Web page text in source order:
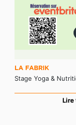
LA FABRIK
Stage Yoga &
Lire